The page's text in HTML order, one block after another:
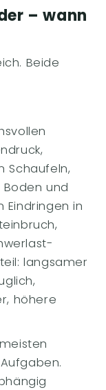
– wann
Beide
Schaufeln,
und
Eindringen in
langsamer
höhere